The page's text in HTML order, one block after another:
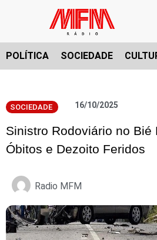
POLÍTICA SOCIEDADE
SOCIEDADE 16/10/2025
Sinistro Rodoviário no Bié
Óbitos e Dezoito Feridos
Radio MFM